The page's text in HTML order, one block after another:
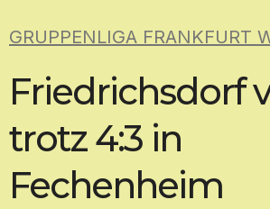
toGRUPPENLIGA FRANKFURT
Friedrichsdorf
trotz 4:3 in
Fechenheim